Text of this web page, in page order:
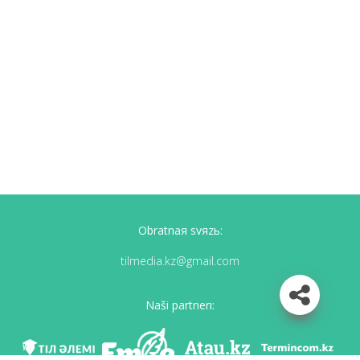
Obratnaя svяzь:
tilmedia.kz@gmail.com
Naši partnerı: